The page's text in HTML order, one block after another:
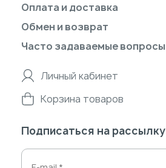
Оплата и доставка
Обмен и возврат
Часто задаваемые вопросы
Личный кабинет
Корзина товаров
Подписаться на рассылку